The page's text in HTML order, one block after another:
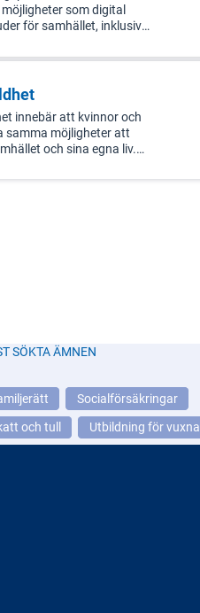
som digital
för samhället, inklusive
Ett viktigt mål är att
ö
innebär att kvinnor och
samma möjligheter att
och sina egna liv.
hälsa, utbildning,
SÖKTA ÄMNEN
Socialförsäkringar
och tull
Utbildning för vuxna